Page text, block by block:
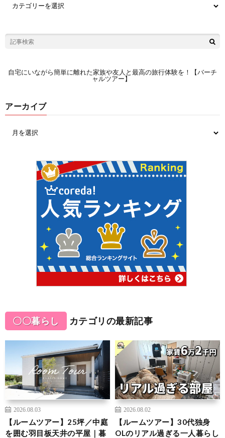
自宅にいながら簡単に離れた家族や友人と最高の旅行体験を！【バーチ
ャルツアー】
アーカイブ
〇〇暮らし カテゴリの最新記事
2026.08.03
【ルームツアー】25坪／中庭
を囲む羽目板天井の平屋｜暮
2026.08.02
【ルームツアー】30代独身
OLのリアル過ぎる一人暮らし